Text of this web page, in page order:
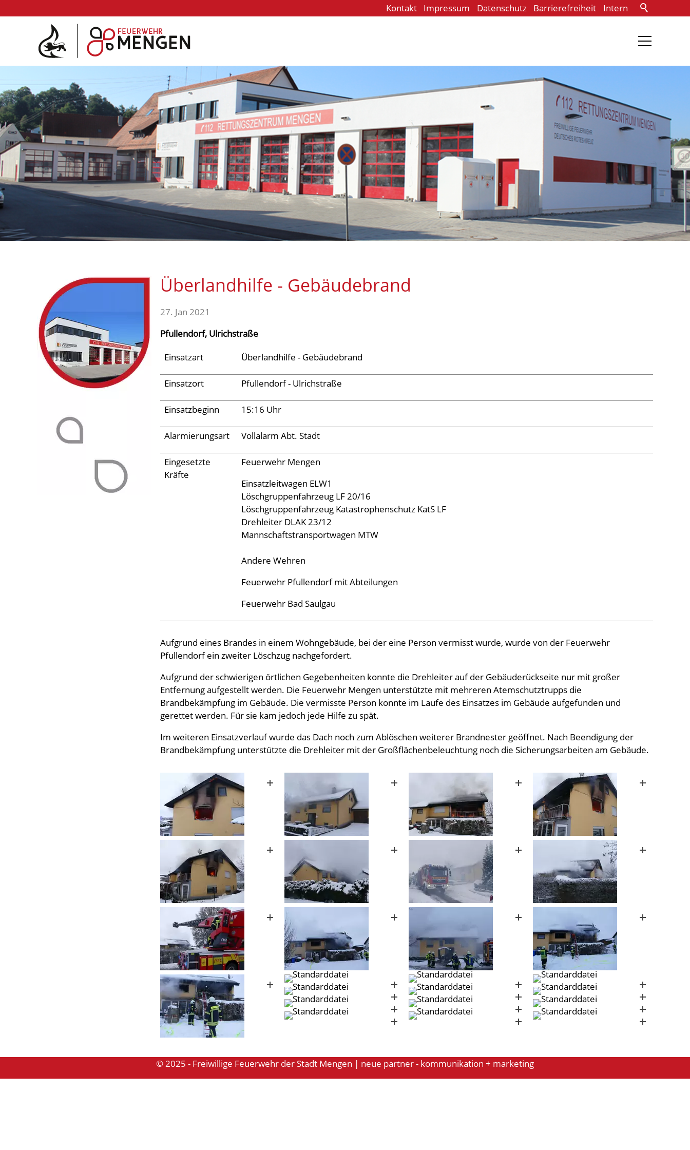
Kontakt Impressum Datenschutz Barrierefreiheit Intern
Die Feuerwehr
Abteilungen & Fachdienste
Fahrzeuge
Einsätze
Links
Überlandhilfe - Gebäudebrand
27. Jan 2021
Pfullendorf, Ulrichstraße
Einsatzart
Überlandhilfe - Gebäudebrand
Einsatzort Pfullendorf - Ulrichstraße
Einsatzbeginn 15:16 Uhr
Alarmierungsart Vollalarm Abt. Stadt
Eingesetzte
Kräfte
Feuerwehr Mengen
Einsatzleitwagen ELW1
Löschgruppenfahrzeug LF 20/16
Löschgruppenfahrzeug Katastrophenschutz KatS LF
Drehleiter DLAK 23/12
Mannschaftstransportwagen MTW
Andere Wehren
Feuerwehr Pfullendorf mit Abteilungen
Feuerwehr Bad Saulgau
Aufgrund eines Brandes in einem Wohngebäude, bei der eine Person vermisst wurde, wurde von der Feuerwehr
Pfullendorf ein zweiter Löschzug nachgefordert.
Aufgrund der schwierigen örtlichen Gegebenheiten konnte die Drehleiter auf der Gebäuderückseite nur mit großer
Entfernung aufgestellt werden. Die Feuerwehr Mengen unterstützte mit mehreren Atemschutztrupps die
Brandbekämpfung im Gebäude. Die vermisste Person konnte im Laufe des Einsatzes im Gebäude aufgefunden und
gerettet werden. Für sie kam jedoch jede Hilfe zu spät.
Im weiteren Einsatzverlauf wurde das Dach noch zum Ablöschen weiterer Brandnester geöffnet. Nach Beendigung der
Brandbekämpfung unterstützte die Drehleiter mit der Großflächenbeleuchtung noch die Sicherungsarbeiten am Gebäude.
© 2025 - Freiwillige Feuerwehr der Stadt Mengen | neue partner - kommunikation + marketing